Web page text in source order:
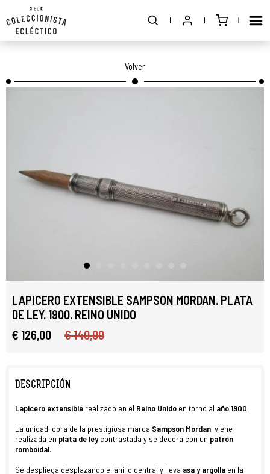
Volver
LAPICERO EXTENSIBLE SAMPSON MORDAN. PLATA
DE LEY. 1900. REINO UNIDO
€ 126,00
€ 140,00
DESCRIPCIÓN
Lapicero extensible realizado en el Reino Unido en torno al año 1900.
La unidad, obra de la prestigiosa marca Sampson Mordan, viene
realizada en plata de leycontrastada y se decora con un patrón
romboidal.
Se despliega desplazando el anillo central y lleva asa y argolla en la